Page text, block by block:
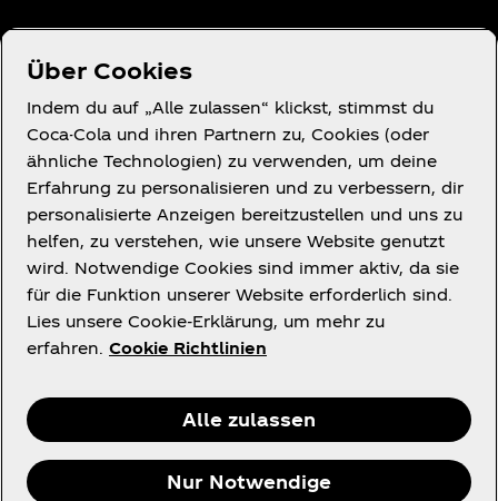
Über uns
Wir helfen gern.
Legal
Facebook
Instagram
Youtube
Über Cookies
Indem du auf „Alle zulassen“ klickst, stimmst du
Coca-Cola und ihren Partnern zu, Cookies (oder
ähnliche Technologien) zu verwenden, um deine
Erfahrung zu personalisieren und zu verbessern, dir
personalisierte Anzeigen bereitzustellen und uns zu
helfen, zu verstehen, wie unsere Website genutzt
wird. Notwendige Cookies sind immer aktiv, da sie
für die Funktion unserer Website erforderlich sind.
Lies unsere Cookie-Erklärung, um mehr zu
erfahren. Cookie Richtlinien
Alle zulassen
Nur Notwendige